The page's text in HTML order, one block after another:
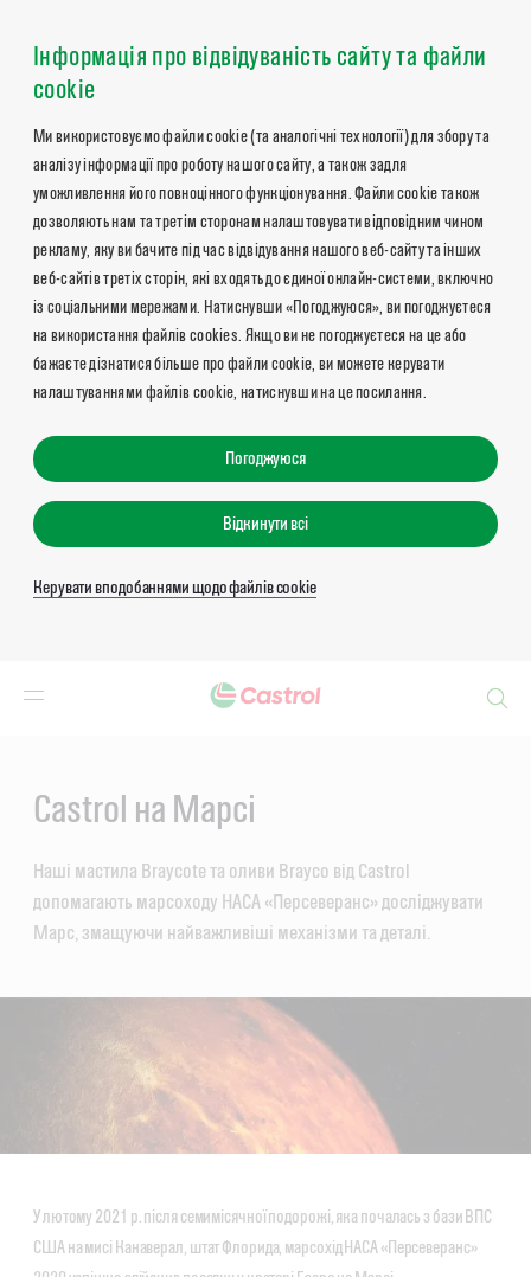
Інформація про відвідуваність сайту та файли
cookie
Ми використовуємо файли cookie (та аналогічні технології) для збору та
аналізу інформації про роботу нашого сайту, а також задля
уможливлення його повноцінного функціонування. Файли cookie також
дозволяють нам та третім сторонам налаштовувати відповідним чином
рекламу, яку ви бачите під час відвідування нашого веб-сайту та інших
веб-сайтів третіх сторін, які входять до єдиної онлайн-системи, включно
із соціальними мережами. Натиснувши «Погоджуюся», ви погоджуєтеся
на використання файлів cookies. Якщо ви не погоджуєтеся на це або
бажаєте дізнатися більше про файли cookie, ви можете керувати
налаштуваннями файлів cookie, натиснувши на це посилання.
Погоджуюся
Відкинути всі
Керувати вподобаннями щодо файлів cookie
Castrol на Марсі
Наші мастила Braycote та оливи Brayco від Castrol
допомагають марсоходу НАСА «Персеверанс» досліджувати
Марс, змащуючи найважливіші механізми та деталі.
У лютому 2021 р. після семимісячної подорожі, яка почалась з бази ВПС
США на мисі Канаверал, штат Флорида, марсохід НАСА «Персеверанс»